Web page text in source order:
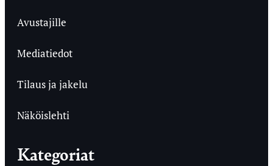
Avustajille
Mediatiedot
Tilaus ja jakelu
Näköislehti
Kategoriat